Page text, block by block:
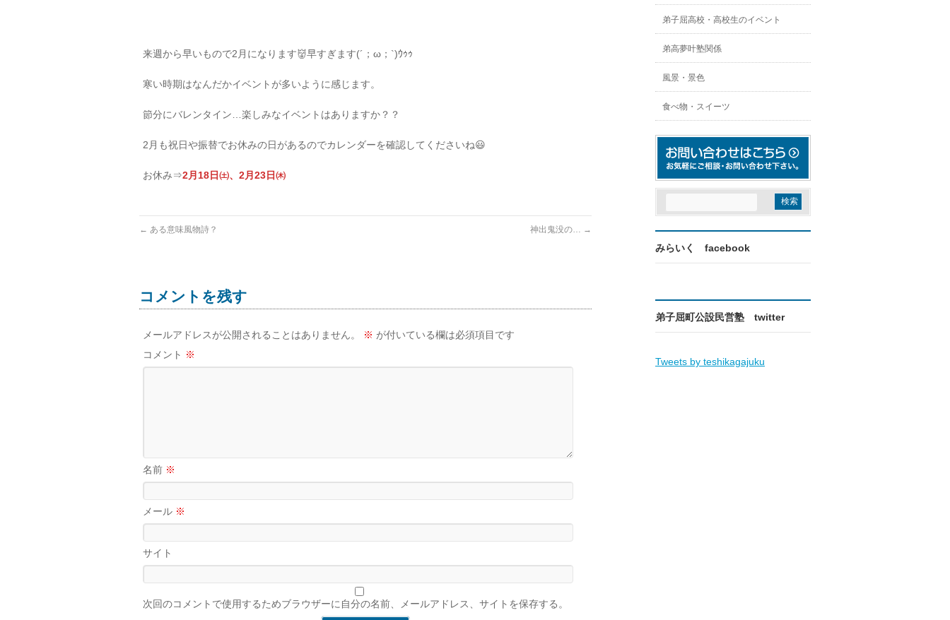
来週から早いもので2月になります👹早すぎます(´；ω；`)ｳｩｩ
寒い時期はなんだかイベントが多いように感じます。
節分にバレンタイン…楽しみなイベントはありますか？？
2月も祝日や振替でお休みの日があるのでカレンダーを確認してくださいね😃
お休み⇒2月18日㈯、2月23日㈭
← ある意味風物詩？ 神出鬼没の… →
コメントを残す
メールアドレスが公開されることはありません。 ※ が付いている欄は必須項目です
コメント ※
名前 ※
メール ※
サイト
次回のコメントで使用するためブラウザーに自分の名前、メールアドレス、サイトを保存する。
弟子屈高校・高校生のイベント
弟高夢叶塾関係
風景・景色
食べ物・スイーツ
みらいく facebook
弟子屈町公設民営塾 twitter
Tweets by teshikagajuku